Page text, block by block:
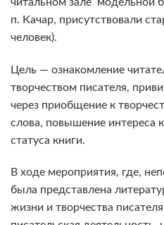
п. Качар, присутствовали
человек).
Цель — ознакомление
творчеством писателя,
через приобщение к
слова, повышение интереса
статуса книги.
В ходе мероприятия, где,
была представлена
жизни и творчества